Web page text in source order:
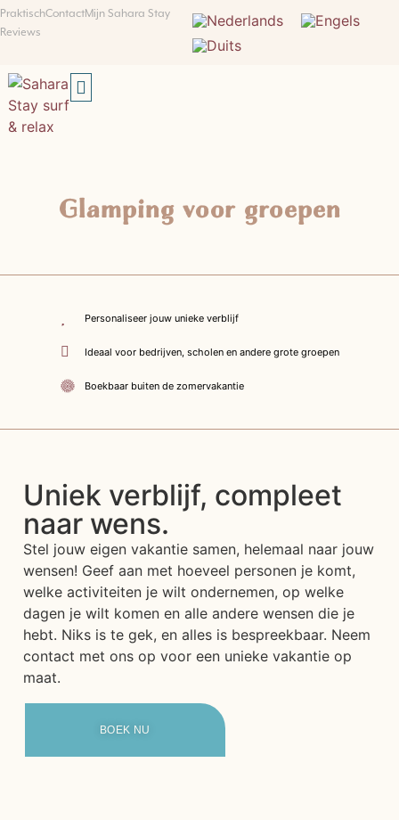
PraktischContactMijn Sahara Stay
Reviews
Glamping voor groepen
Personaliseer jouw unieke verblijf
Ideaal voor bedrijven, scholen en andere grote groepen
Boekbaar buiten de zomervakantie
Uniek verblijf, compleet
naar wens.
Stel jouw eigen vakantie samen, helemaal naar jouw
wensen! Geef aan met hoeveel personen je komt,
welke activiteiten je wilt ondernemen, op welke
dagen je wilt komen en alle andere wensen die je
hebt. Niks is te gek, en alles is bespreekbaar. Neem
contact met ons op voor een unieke vakantie op
maat.
BOEK NU